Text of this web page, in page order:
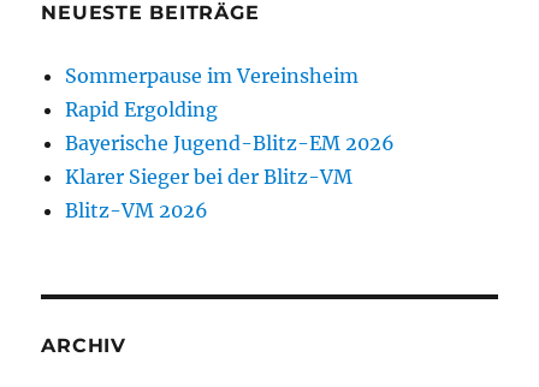
NEUESTE BEITRÄGE
Sommerpause im Vereinsheim
Rapid Ergolding
Bayerische Jugend-Blitz-EM 2026
Klarer Sieger bei der Blitz-VM
Blitz-VM 2026
ARCHIV